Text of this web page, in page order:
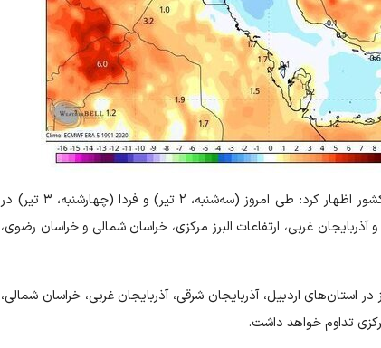
درباره آخرین وضعیت آب‌وهوای کشور اظهار کرد: طی امروز (سه‌شنبه، ۲ تیر) و فردا (چهارشنبه، ۳ تیر) در
غربی، ارتفاعات البرز مرکزی، خراسان شمالی و خراسان رضوی،
شرایط جوی روز پنجشنبه (۴ تیر) و جمعه (۵ تیر) نیز در استان‌های اردبیل، آذربایجان شرقی، آذربایجان غربی، خراسان شمالی،
تداوم خواهد داشت.